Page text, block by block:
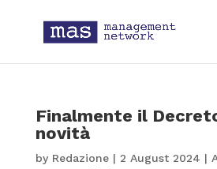
Finalmente il
novità
by Redazione| 2 August 2024 |